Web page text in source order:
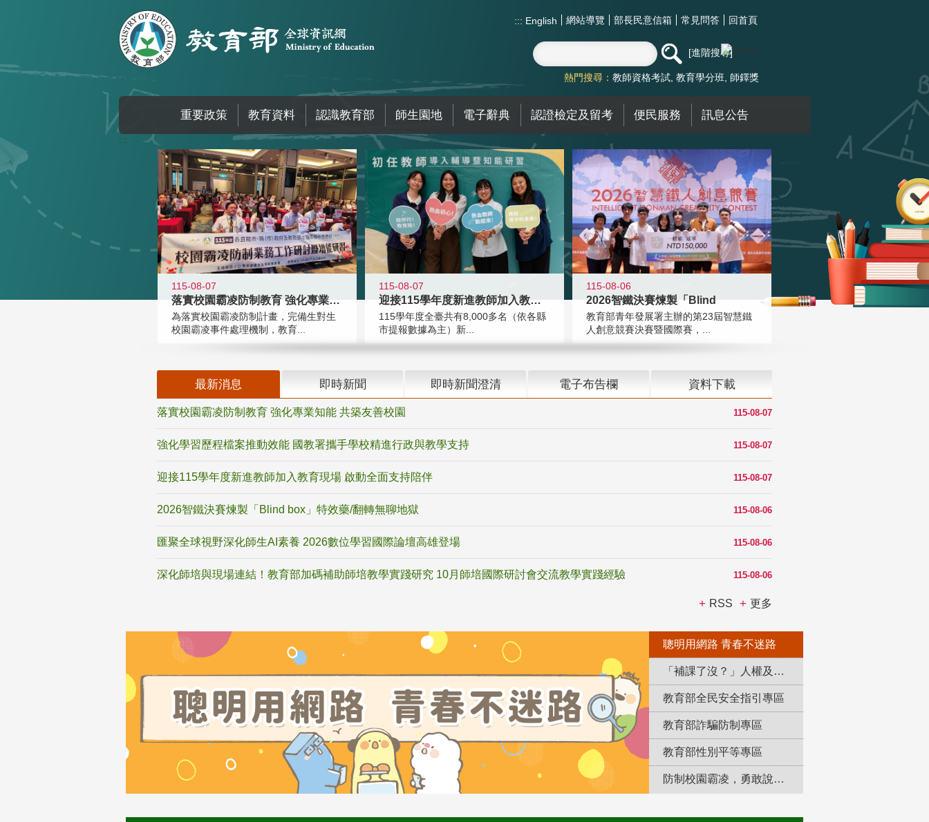
::: English 網站導覽 部長民意信箱 常見問答 回首頁
進階搜尋
熱門搜尋： 教師資格考試 教育學分班 師鐸獎
重要政策 教育資料 認識教育部 師生園地 電子辭典 認證檢定及留考 便民服務 訊息公告
:::
115-08-07
落實校園霸凌防制教育 強化專業知能
為落實校園霸凌防制計畫，完備生對生
校園霸凌事件處理機制，教育...
115-08-07
迎接115學年度新進教師加入教育現
115學年度全臺共有8,000多名（依各縣
市提報數據為主）新...
115-08-06
2026智鐵決賽煉製「Blind
教育部青年發展署主辦的第23屆智慧鐵
人創意競賽決賽暨國際賽，...
最新消息 即時新聞 即時新聞澄清 電子布告欄 資料下載
115-08-07
落實校園霸凌防制教育 強化專業知能 共築友善校園
115-08-07
強化學習歷程檔案推動效能 國教署攜手學校精進行政與教學支持
115-08-07
迎接115學年度新進教師加入教育現場 啟動全面支持陪伴
115-08-06
2026智鐵決賽煉製「Blind box」特效藥/翻轉無聊地獄
115-08-06
匯聚全球視野深化師生AI素養 2026數位學習國際論壇高雄登場
115-08-06
深化師培與現場連結！教育部加碼補助師培教學實踐研究 10月師培國際研討會交流教學實踐經驗
RSS 更多
聰明用網路 青春不迷路
「補課了沒？」人權及轉型正義教育專區
教育部全民安全指引專區
教育部詐騙防制專區
教育部性別平等專區
防制校園霸凌，勇敢說出來！